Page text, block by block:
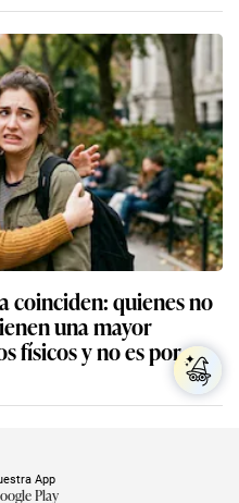
coinciden: quienes no
una mayor
físicos y no es por
App
Play